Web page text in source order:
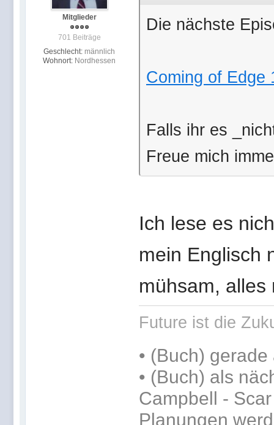
Mitglieder
701 Beiträge
Geschlecht: männlich
Wohnort: Nordhessen
Die nächste
Coming of Edge
Falls ihr es
Freue mich
Ich lese es
mein Englisch
mühsam, alles
Future ist die
• (Buch) gerade
• (Buch) als
Campbell -
Planungen